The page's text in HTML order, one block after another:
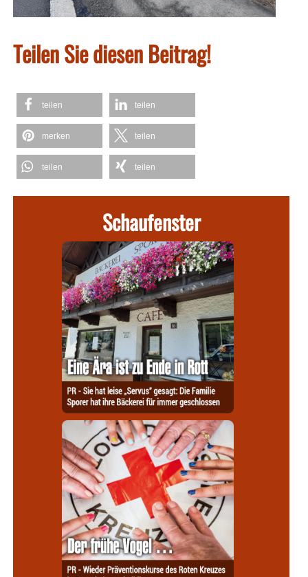
Teilen Sie diesen Beitrag!
teilen teilen
merken teilen
teilen teilen
Schaufenster